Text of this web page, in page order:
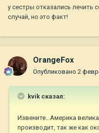
у сестры отказались лечить
случай, но это факт!
OrangeFox
Опубликовано 2
kvik сказал:
Извените...Америка
производит, так же как